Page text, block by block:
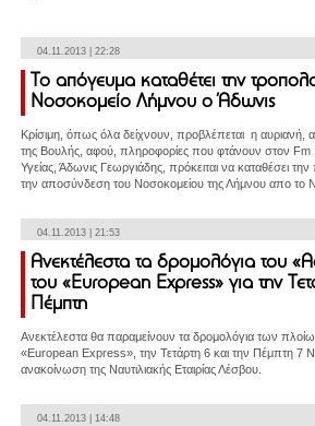
04.11.2013 | 22:28
Το απόγευμα καταθέτει την
Νοσοκομείο Λήμνου ο Άδωνις
Κρίσιμη, όπως όλα δείχνουν, προβλέπεται η αυριανή,
της Βουλής, αφού, πληροφορίες που φτάνουν στον
Υγείας, Άδωνις Γεωργιάδης, πρόκειται να καταθέσει
την αποσύνδεση του Νοσοκομείου της Λήμνου απο το
04.11.2013 | 21:53
Ανεκτέλεστα τα δρομολόγια του
του «European Express» για την
Πέμπτη
Ανεκτέλεστα θα παραμείνουν τα δρομολόγια των
«European Express», την Τετάρτη 6 και την Πέμπτη 7
ανακοίνωση της Ναυτιλιακής Εταιρίας Λέσβου.
04.11.2013 | 14:48